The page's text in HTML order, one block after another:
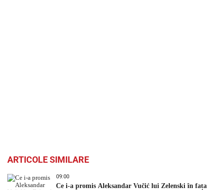
ARTICOLE SIMILARE
09:00
Ce i-a promis Aleksandar Vučić lui Zelenski în fața